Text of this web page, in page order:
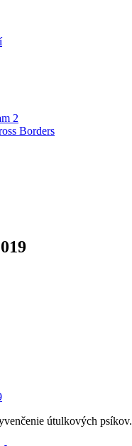
2
Borders
útulkových psíkov.